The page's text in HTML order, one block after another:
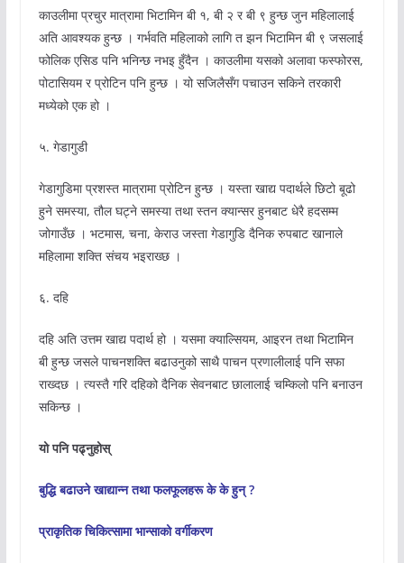
काउलीमा प्रचुर मात्रामा भिटामिन बी १, बी २ र बी ९ हुन्छ जुन महिलालाई
अति आवश्यक हुन्छ । गर्भवति महिलाको लागि त झन भिटामिन बी ९ जसलाई
फोलिक एसिड पनि भनिन्छ नभइ हुँदैन । काउलीमा यसको अलावा फस्फोरस,
पोटासियम र प्रोटिन पनि हुन्छ । यो सजिलैसँग पचाउन सकिने तरकारी
मध्येको एक हो ।
५. गेडागुडी
गेडागुडिमा प्रशस्त मात्रामा प्रोटिन हुन्छ । यस्ता खाद्य पदार्थले छिटो बूढो
हुने समस्या, तौल घट्ने समस्या तथा स्तन क्यान्सर हुनबाट धेरै हदसम्म
जोगाउँछ । भटमास, चना, केराउ जस्ता गेडागुडि दैनिक रुपबाट खानाले
महिलामा शक्ति संचय भइराख्छ ।
६. दहि
दहि अति उत्तम खाद्य पदार्थ हो । यसमा क्याल्सियम, आइरन तथा भिटामिन
बी हुन्छ जसले पाचनशक्ति बढाउनुको साथै पाचन प्रणालीलाई पनि सफा
राख्दछ । त्यस्तै गरि दहिको दैनिक सेवनबाट छालालाई चम्किलो पनि बनाउन
सकिन्छ ।
यो पनि पढ्नुहोस्
बुद्धि बढाउने खाद्यान्न तथा फलफूलहरू के के हुन् ?
प्राकृतिक चिकित्सामा भान्साको वर्गीकरण